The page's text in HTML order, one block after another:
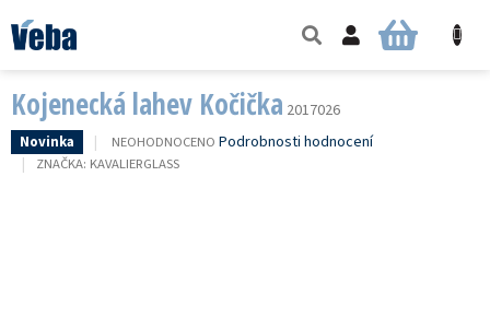
na
obsah
NÁKUPNÍ
Kojenecká lahev Kočička 2017026
Novinka
PRŮMĚRNÉ
HODNOCENÍ
NEOHODNOCENO Podrobnosti hodnocení
ZNAČKA: KAVALIERGLASS